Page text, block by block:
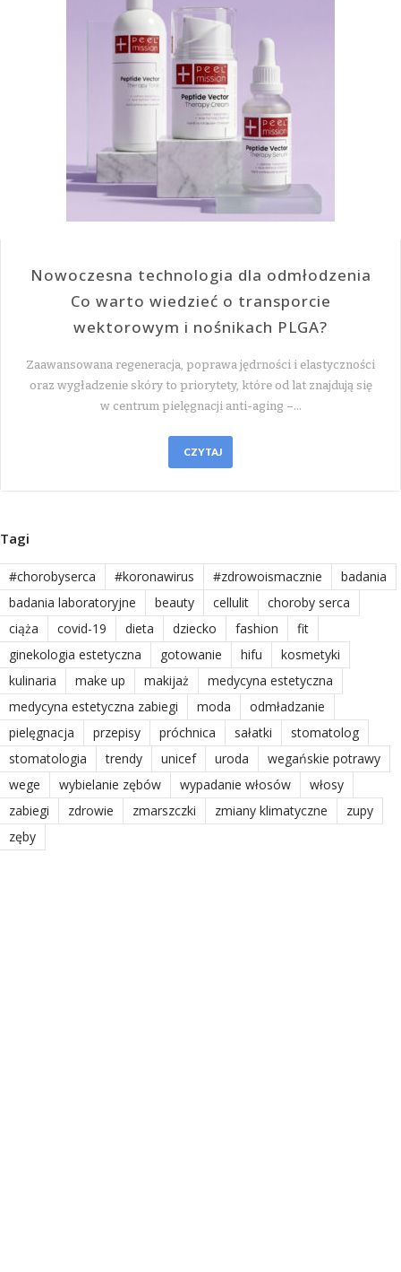
Nowoczesna technologia dla odmłodzenia
Co warto wiedzieć o transporcie
wektorowym i nośnikach PLGA?
Zaawansowana regeneracja, poprawa jędrności i elastyczności
oraz wygładzenie skóry to priorytety, które od lat znajdują się
w centrum pielęgnacji anti-aging –…
CZYTAJ
Tagi
#chorobyserca #koronawirus #zdrowoismacznie
badania
badania laboratoryjne
beauty cellulit
choroby serca
ciąża
covid-19 dieta dziecko fashion
fit
ginekologia estetyczna
gotowanie hifu
kosmetyki
kulinaria
make up makijaż
medycyna estetyczna
medycyna estetyczna zabiegi
moda
odmładzanie
pielęgnacja
przepisy próchnica sałatki
stomatolog
stomatologia
trendy unicef uroda
wegańskie potrawy
wege
wybielanie zębów wypadanie włosów
włosy
zabiegi
zdrowie zmarszczki zmiany klimatyczne
zupy
zęby